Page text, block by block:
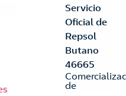
Servicio
Oficial de
Repsol
Butano
46665
de